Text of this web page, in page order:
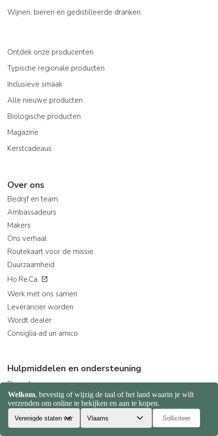
Wijnen, bieren en gedistilleerde dranken
Ontdek onze producenten
Typische regionale producten
Inclusieve smaak
Alle nieuwe producten
Biologische producten
Magazine
Kerstcadeaus
Over ons
Bedrijf en team
Ambassadeurs
Makers
Ons verhaal
Routekaart voor de missie
Duurzaamheid
Ho.Re.Ca.
Werk met ons samen
Leverancier worden
Wordt dealer
Consiglia ad un amico
Hulpmiddelen en ondersteuning
Recepten
Helpcentrum
Levertijden en -kosten
Veelgestelde vragen